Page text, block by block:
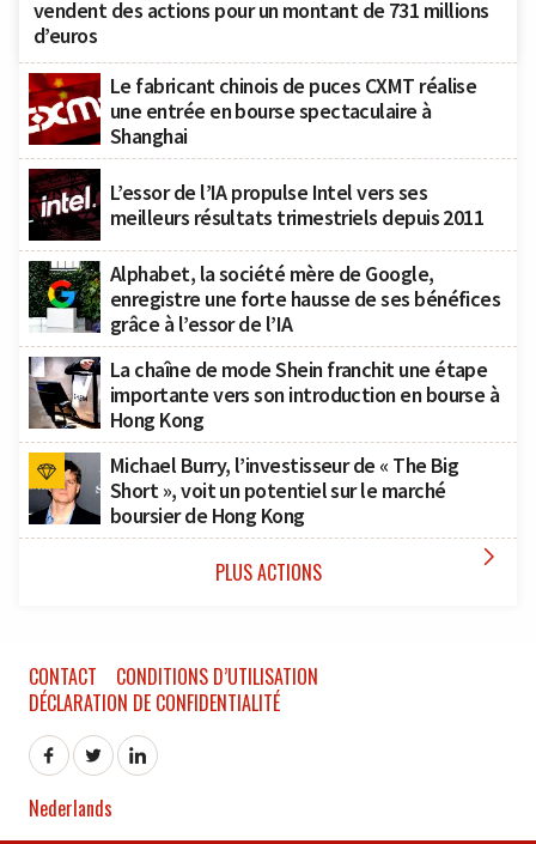
vendent des actions pour un montant de 731 millions
d’euros
Le fabricant chinois de puces CXMT réalise
une entrée en bourse spectaculaire à
Shanghai
L’essor de l’IA propulse Intel vers ses
meilleurs résultats trimestriels depuis 2011
Alphabet, la société mère de Google,
enregistre une forte hausse de ses bénéfices
grâce à l’essor de l’IA
La chaîne de mode Shein franchit une étape
importante vers son introduction en bourse à
Hong Kong
Michael Burry, l’investisseur de « The Big
Short », voit un potentiel sur le marché
boursier de Hong Kong
PLUS ACTIONS 
CONTACT
CONDITIONS D’UTILISATION
DÉCLARATION DE CONFIDENTIALITÉ
Nederlands